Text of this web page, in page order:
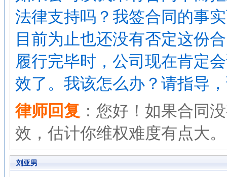
法律支持吗？我签合同的事
目前为止也还没有否定这份
履行完毕时，公司现在肯定
效了。我该怎么办？请指导
律师回复 ：您好！如果合同
效，估计你维权难度有点大。
刘亚男